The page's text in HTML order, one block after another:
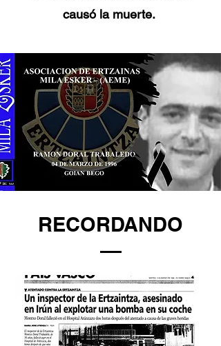
causó la muerte.
RECORDANDO